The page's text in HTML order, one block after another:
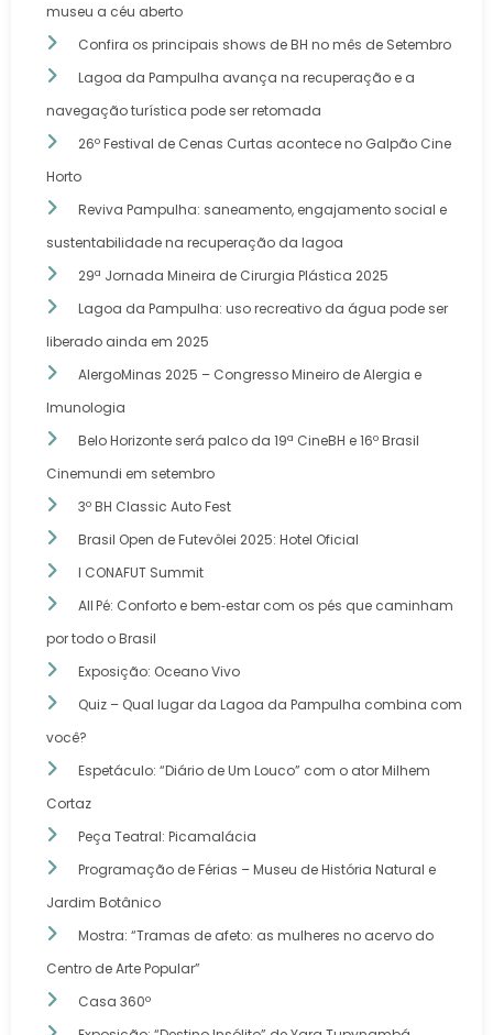
museu a céu aberto
Confira os principais shows de BH no mês de Setembro
Lagoa da Pampulha avança na recuperação e a
navegação turística pode ser retomada
26º Festival de Cenas Curtas acontece no Galpão Cine
Horto
Reviva Pampulha: saneamento, engajamento social e
sustentabilidade na recuperação da lagoa
29ª Jornada Mineira de Cirurgia Plástica 2025
Lagoa da Pampulha: uso recreativo da água pode ser
liberado ainda em 2025
AlergoMinas 2025 – Congresso Mineiro de Alergia e
Imunologia
Belo Horizonte será palco da 19ª CineBH e 16º Brasil
Cinemundi em setembro
3º BH Classic Auto Fest
Brasil Open de Futevôlei 2025: Hotel Oficial
I CONAFUT Summit
All Pé: Conforto e bem‑estar com os pés que caminham
por todo o Brasil
Exposição: Oceano Vivo
Quiz – Qual lugar da Lagoa da Pampulha combina com
você?
Espetáculo: “Diário de Um Louco” com o ator Milhem
Cortaz
Peça Teatral: Picamalácia
Programação de Férias – Museu de História Natural e
Jardim Botânico
Mostra: “Tramas de afeto: as mulheres no acervo do
Centro de Arte Popular”
Casa 360º